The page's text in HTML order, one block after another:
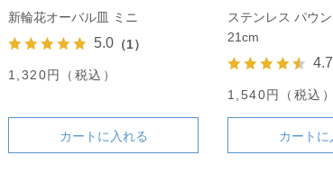
新輪花オーバル皿 ミニ
5.0 （1）
1,320円（税込）
カートに入れる
ステンレス パウ
21cm
4.7
1,540円（税込）
カートに